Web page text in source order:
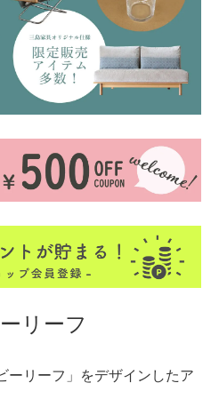
リーフ
ーリーフ」をデザインしたア